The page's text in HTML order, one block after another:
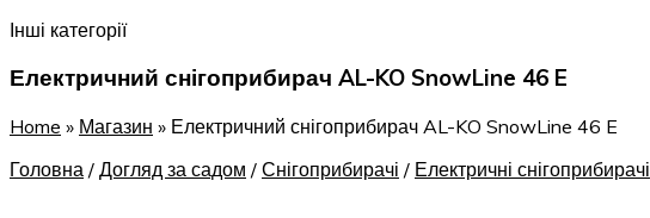
Інші категорії
Електричний снігоприбирач AL-KO SnowLine 46 E
Home » Магазин » Електричний снігоприбирач AL-KO SnowLine 46 E
Головна / Догляд за садом / Снігоприбирачі / Електричні снігоприбирачі